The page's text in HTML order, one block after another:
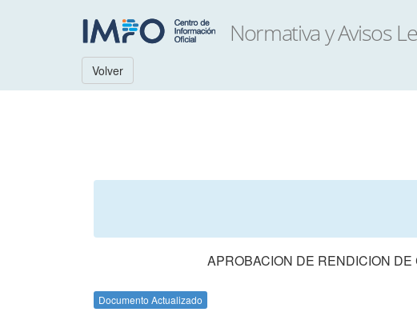
Volver
APROBACION DE RENDICION
Documento Actualizado